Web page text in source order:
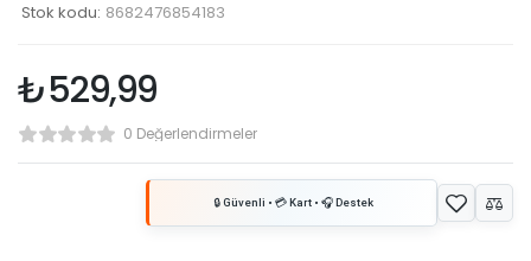
Stok kodu: 8682476854183
₺529,99
0 Değerlendirmeler